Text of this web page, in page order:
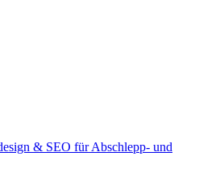
& SEO für Abschlepp- und